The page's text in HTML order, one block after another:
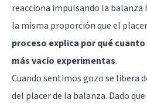
reacciona impulsando la balanza
la misma proporción que el
proceso explica por qué
más vacío experimentas.
Cuando sentimos gozo se libera
del placer de la balanza. Dado